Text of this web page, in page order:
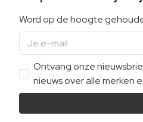
Word op de hoogte
Ontvang onze
nieuws over alle merken